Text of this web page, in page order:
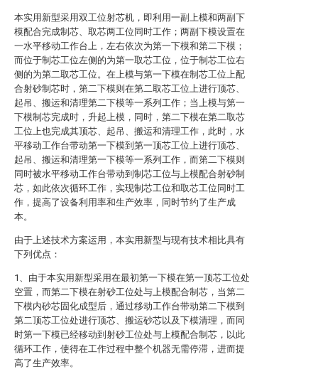
本实用新型采用双工位射芯机，即利用一副上模和两副下
模配合完成制芯、取芯两工位同时工作；两副下模设置在
一水平移动工作台上，左右依次为第一下模和第二下模；
而位于制芯工位左侧的为第一取芯工位，位于制芯工位右
侧的为第二取芯工位。在上模与第一下模在制芯工位上配
合射砂制芯时，第二下模则在第二取芯工位上进行顶芯、
起吊、搬运和清理第二下模等一系列工作；当上模与第一
下模制芯完成时，升起上模，同时，第二下模在第二取芯
工位上也完成其顶芯、起吊、搬运和清理工作，此时，水
平移动工作台带动第一下模到第一顶芯工位上进行顶芯、
起吊、搬运和清理第一下模等一系列工作，而第二下模则
同时被水平移动工作台带动到制芯工位与上模配合射砂制
芯，如此依次循环工作，实现制芯工位和取芯工位同时工
作，提高了设备利用率和生产效率，同时节约了生产成
本。
由于上述技术方案运用，本实用新型与现有技术相比具有
下列优点：
1、由于本实用新型采用在最初第一下模在第一顶芯工位处
空置，而第二下模在射砂工位处与上模配合制芯，当第二
下模内砂芯固化成型后，通过移动工作台带动第二下模到
第二顶芯工位处进行顶芯、搬运砂芯以及下模清理，而同
时第一下模已经移动到射砂工位处与上模配合制芯，以此
循环工作，使得在工作过程中整个机器无需停滞，进而提
高了生产效率。